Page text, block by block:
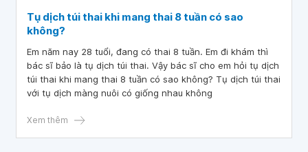
Tụ dịch túi thai khi mang thai 8 tuần có sao
không?
Em năm nay 28 tuổi, đang có thai 8 tuần. Em đi khám thì
bác sĩ bảo là tụ dịch túi thai. Vậy bác sĩ cho em hỏi tụ dịch
túi thai khi mang thai 8 tuần có sao không? Tụ dịch túi thai
với tụ dịch màng nuôi có giống nhau không
Xem thêm